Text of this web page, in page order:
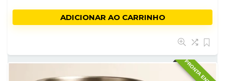
ADICIONAR AO CARRINHO